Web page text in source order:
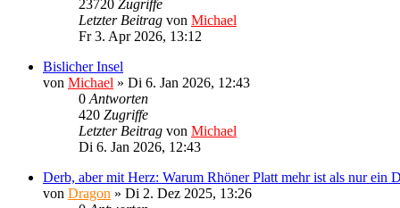
23720 Zugriffe
Letzter Beitrag von Michael
Fr 3. Apr 2026, 13:12
Bislicher Insel
von Michael » Di 6. Jan 2026, 12:43
0 Antworten
420 Zugriffe
Letzter Beitrag von Michael
Di 6. Jan 2026, 12:43
Derb, aber mit Herz: Warum Rhöner Platt mehr ist als nur ein
von Dragon » Di 2. Dez 2025, 13:26